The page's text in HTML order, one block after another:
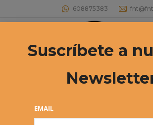
608875383
Buscar:
Archivos de etiqueta:
Suscríbete a
EMAIL